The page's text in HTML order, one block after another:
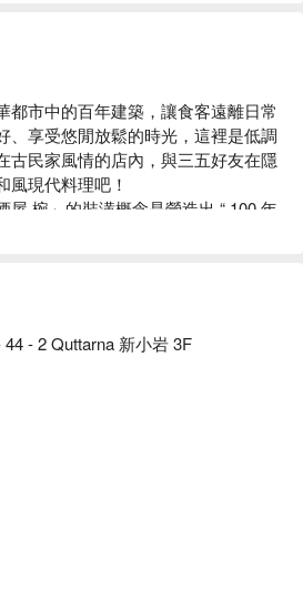
都市中的百年建築，讓食客遠離日常
、享受悠閒放鬆的時光，這裡是低調
古民家風情的店內，與三五好友在隱
風現代料理吧！
屋 椀」的裝潢概念是營造出 “ 100 年
日式氛圍中，以美酒佳餚招待來
此外，如同店名「椀」（碗）一樣，
合，更襯托料理美味。
- 2 Quttarna 新小岩 3F